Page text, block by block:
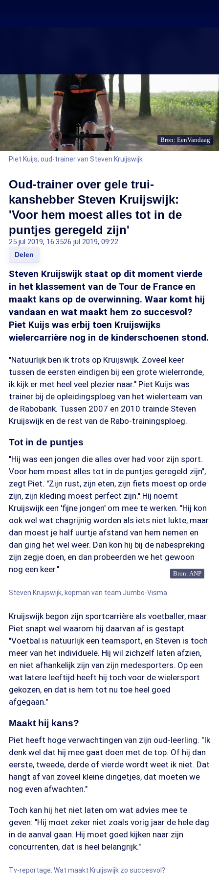
Bron: EenVandaag
Piet Kuijs, oud-trainer van Steven Kruijswijk
Oud-trainer over gele trui-
kanshebber Steven Kruijswijk:
'Voor hem moest alles tot in de
puntjes geregeld zijn'
25 jul 2019, 16:3526 jul 2019, 09:22
Delen
Steven Kruijswijk staat op dit moment vierde
in het klassement van de Tour de France en
maakt kans op de overwinning. Waar komt hij
vandaan en wat maakt hem zo succesvol?
Piet Kuijs was erbij toen Kruijswijks
wielercarrière nog in de kinderschoenen stond.
"Natuurlijk ben ik trots op Kruijswijk. Zoveel keer
tussen de eersten eindigen bij een grote wielerronde,
ik kijk er met heel veel plezier naar." Piet Kuijs was
trainer bij de opleidingsploeg van het wielerteam van
de Rabobank. Tussen 2007 en 2010 trainde Steven
Kruijswijk en de rest van de Rabo-trainingsploeg.
Tot in de puntjes
"Hij was een jongen die alles over had voor zijn sport.
Voor hem moest alles tot in de puntjes geregeld zijn",
zegt Piet. "Zijn rust, zijn eten, zijn fiets moest op orde
zijn, zijn kleding moest perfect zijn." Hij noemt
Kruijswijk een 'fijne jongen' om mee te werken. "Hij kon
ook wel wat chagrijnig worden als iets niet lukte, maar
dan moest je half uurtje afstand van hem nemen en
dan ging het wel weer. Dan kon hij bij de nabespreking
zijn zegje doen, en dan probeerden we het gewoon
nog een keer."
Bron: ANP
Steven Kruijswijk, kopman van team Jumbo-Visma
Kruijswijk begon zijn sportcarrière als voetballer, maar
Piet snapt wel waarom hij daarvan af is gestapt.
"Voetbal is natuurlijk een teamsport, en Steven is toch
meer van het individuele. Hij wil zichzelf laten afzien,
en niet afhankelijk zijn van zijn medesporters. Op een
wat latere leeftijd heeft hij toch voor de wielersport
gekozen, en dat is hem tot nu toe heel goed
afgegaan."
Maakt hij kans?
Piet heeft hoge verwachtingen van zijn oud-leerling. "Ik
denk wel dat hij mee gaat doen met de top. Of hij dan
eerste, tweede, derde of vierde wordt weet ik niet. Dat
hangt af van zoveel kleine dingetjes, dat moeten we
nog even afwachten."
Toch kan hij het niet laten om wat advies mee te
geven: "Hij moet zeker niet zoals vorig jaar de hele dag
in de aanval gaan. Hij moet goed kijken naar zijn
concurrenten, dat is heel belangrijk."
Tv-reportage: Wat maakt Kruijswijk zo succesvol?